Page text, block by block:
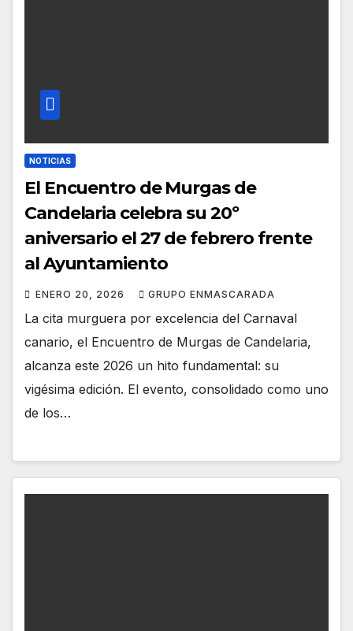
NOTICIAS
El Encuentro de Murgas de
Candelaria celebra su 20º
aniversario el 27 de febrero frente
al Ayuntamiento
ENERO 20, 2026 GRUPO ENMASCARADA
La cita murguera por excelencia del Carnaval
canario, el Encuentro de Murgas de Candelaria,
alcanza este 2026 un hito fundamental: su
vigésima edición. El evento, consolidado como uno
de los…